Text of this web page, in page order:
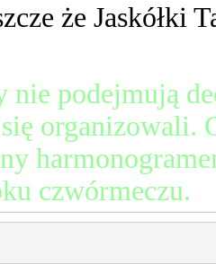
że Jaskółki
nie podejmują
organizowali.
czwórmeczu.